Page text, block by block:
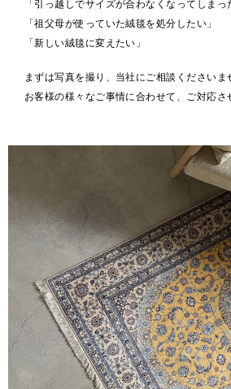
「引っ越しでサイズが合わなくなってしまっ
「祖父母が使っていた絨毯を処分したい」
「新しい絨毯に変えたい」
まずは写真を撮り、当社にご相談くださいま
お客様の様々なご事情に合わせて、ご対応さ